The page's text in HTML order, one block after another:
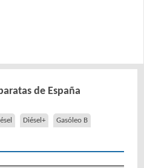
de España
Diésel+ Gasóleo B